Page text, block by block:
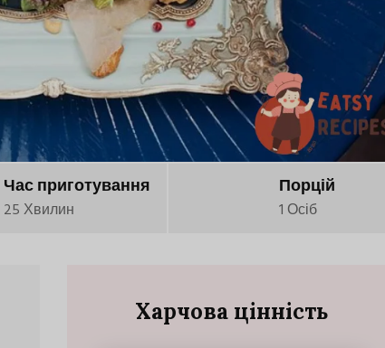
Час приготування
25 Хвилин
Порцій
1 Осіб
Харчова цінність